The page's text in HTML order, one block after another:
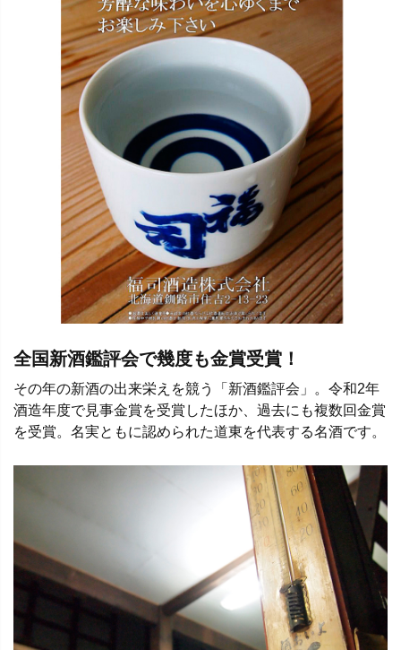
全国新酒鑑評会で幾度も金賞受賞！
その年の新酒の出来栄えを競う「新酒鑑評会」。令和2年
酒造年度で見事金賞を受賞したほか、過去にも複数回金賞
を受賞。名実ともに認められた道東を代表する名酒です。